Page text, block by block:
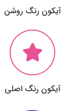
آیکون رنگ روشن
آیکون رنگ اصلی